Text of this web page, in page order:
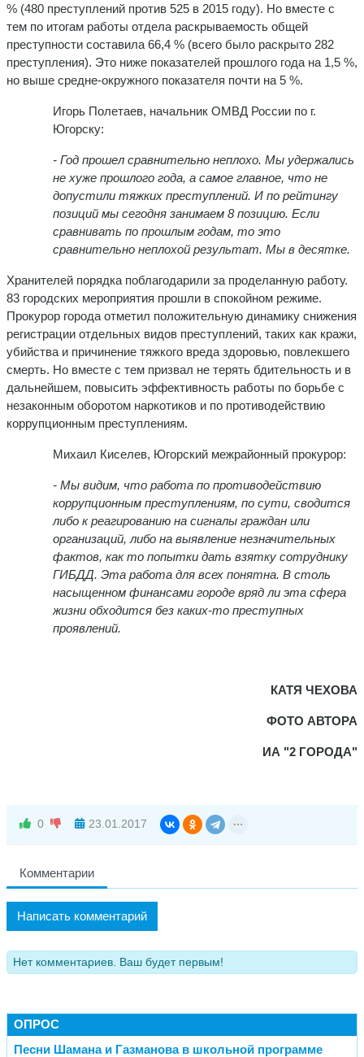
% (480 преступлений против 525 в 2015 году). Но вместе с
тем по итогам работы отдела раскрываемость общей
преступности составила 66,4 % (всего было раскрыто 282
преступления). Это ниже показателей прошлого года на 1,5 %,
но выше средне-окружного показателя почти на 5 %.
Игорь Полетаев, начальник ОМВД России по г.
Югорску:
- Год прошел сравнительно неплохо. Мы удержались
не хуже прошлого года, а самое главное, что не
допустили тяжких преступлений. И по рейтингу
позиций мы сегодня занимаем 8 позицию. Если
сравнивать по прошлым годам, то это
сравнительно неплохой результат. Мы в десятке.
Хранителей порядка поблагодарили за проделанную работу.
83 городских мероприятия прошли в спокойном режиме.
Прокурор города отметил положительную динамику снижения
регистрации отдельных видов преступлений, таких как кражи,
убийства и причинение тяжкого вреда здоровью, повлекшего
смерть. Но вместе с тем призвал не терять бдительность и в
дальнейшем, повысить эффективность работы по борьбе с
незаконным оборотом наркотиков и по противодействию
коррупционным преступлениям.
Михаил Киселев, Югорский межрайонный прокурор:
- Мы видим, что работа по противодействию
коррупционным преступлениям, по сути, сводится
либо к реагированию на сигналы граждан или
организаций, либо на выявление незначительных
фактов, как то попытки дать взятку сотруднику
ГИБДД. Эта работа для всех понятна. В столь
насыщенном финансами городе вряд ли эта сфера
жизни обходится без каких-то преступных
проявлений.
КАТЯ ЧЕХОВА
ФОТО АВТОРА
ИА "2 ГОРОДА"
0 23.01.2017
Комментарии
Написать комментарий
Нет комментариев. Ваш будет первым!
ОПРОС
Песни Шамана и Газманова в школьной программе